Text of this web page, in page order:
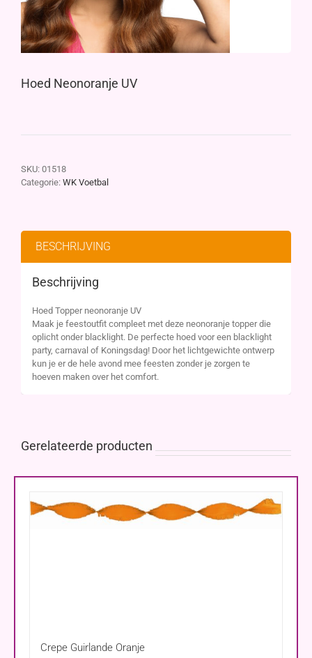
Hoed Neonoranje UV
SKU: 01518
Categorie: WK Voetbal
BESCHRIJVING
Beschrijving
Hoed Topper neonoranje UV
Maak je feestoutfit compleet met deze neonoranje topper die
oplicht onder blacklight. De perfecte hoed voor een blacklight
party, carnaval of Koningsdag! Door het lichtgewichte ontwerp
kun je er de hele avond mee feesten zonder je zorgen te
hoeven maken over het comfort.
Gerelateerde producten
Crepe Guirlande Oranje